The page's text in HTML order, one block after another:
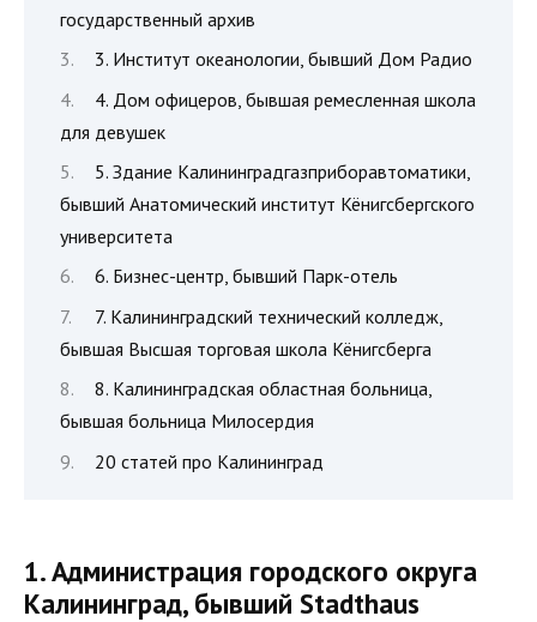
государственный архив
3. Институт океанологии, бывший Дом Радио
4. Дом офицеров, бывшая ремесленная школа
для девушек
5. Здание Калининградгазприборавтоматики,
бывший Анатомический институт Кёнигсбергского
университета
6. Бизнес-центр, бывший Парк-отель
7. Калининградский технический колледж,
бывшая Высшая торговая школа Кёнигсберга
8. Калининградская областная больница,
бывшая больница Милосердия
20 статей про Калининград
1. Администрация городского округа
Калининград, бывший Stadthaus